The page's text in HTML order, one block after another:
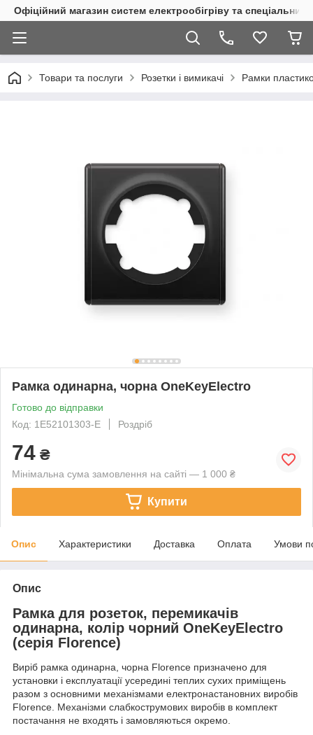
Офіційний магазин систем електрообігріву та спеціальних
Товари та послуги Розетки і вимикачі Рамки
Рамка одинарна, чорна OneKeyElectro
Готово до відправки
Код: 1Е52101303-Е
Роздріб
74 ₴
Мінімальна сума замовлення на сайті — 1 000 ₴
Купити
Опис Характеристики Доставка Оплата Умови
Опис
Рамка для розеток, перемикачів
одинарна, колір чорний OneKeyElectro
(серія Florence)
Виріб рамка одинарна, чорна Florence призначено для
установки і експлуатації усередині теплих сухих приміщень
разом з основними механізмами електронастановних виробів
Florence. Механізми слабкострумових виробів в комплект
постачання не входять і замовляються окремо.